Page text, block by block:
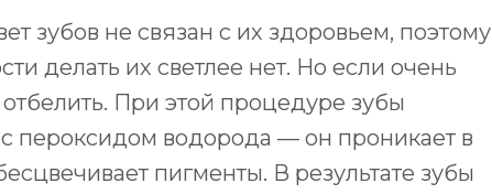
зубов не связан с их здоровьем, поэтому
делать их светлее нет. Но если очень
При этой процедуре зубы
пероксидом водорода — он проникает в
пигменты. В результате зубы